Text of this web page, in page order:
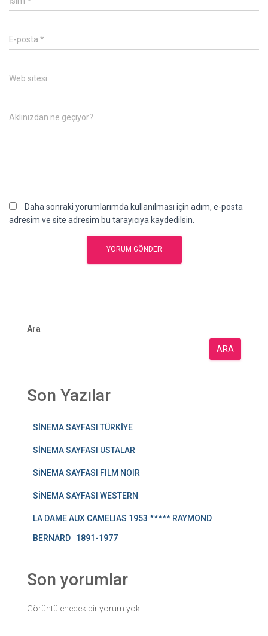
E-posta *
Web sitesi
Aklınızdan ne geçiyor?
Daha sonraki yorumlarımda kullanılması için adım, e-posta
adresim ve site adresim bu tarayıcıya kaydedilsin.
Ara
ARA
Son Yazılar
SİNEMA SAYFASI TÜRKİYE
SİNEMA SAYFASI USTALAR
SİNEMA SAYFASI FILM NOIR
SİNEMA SAYFASI WESTERN
LA DAME AUX CAMELIAS 1953 ***** RAYMOND
BERNARD 1891-1977
Son yorumlar
Görüntülenecek bir yorum yok.